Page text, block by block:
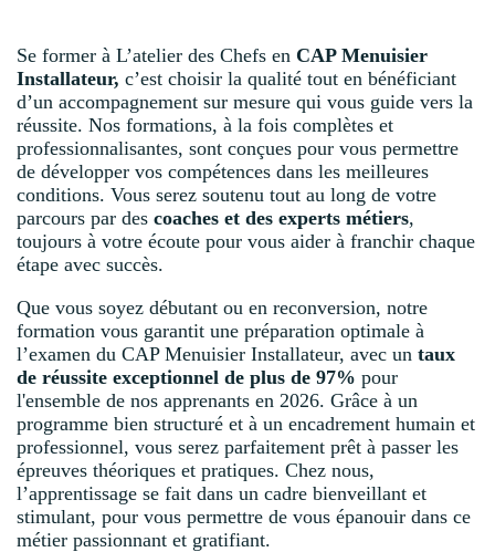
Se former à L’atelier des Chefs en CAP Menuisier
Installateur, c’est choisir la qualité tout en bénéficiant
d’un accompagnement sur mesure qui vous guide vers la
réussite. Nos formations, à la fois complètes et
professionnalisantes, sont conçues pour vous permettre
de développer vos compétences dans les meilleures
conditions. Vous serez soutenu tout au long de votre
parcours par des coaches et des experts métiers,
toujours à votre écoute pour vous aider à franchir chaque
étape avec succès.
Que vous soyez débutant ou en reconversion, notre
formation vous garantit une préparation optimale à
l’examen du CAP Menuisier Installateur, avec un taux
de réussite exceptionnel de plus de 97% pour
l'ensemble de nos apprenants en 2026. Grâce à un
programme bien structuré et à un encadrement humain et
professionnel, vous serez parfaitement prêt à passer les
épreuves théoriques et pratiques. Chez nous,
l’apprentissage se fait dans un cadre bienveillant et
stimulant, pour vous permettre de vous épanouir dans ce
métier passionnant et gratifiant.